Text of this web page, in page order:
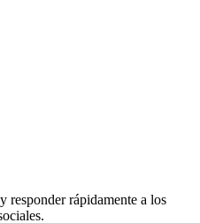
responder rápidamente a los